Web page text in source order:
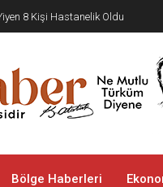
8 Kişi Hastanelik Oldu
Bölge Haberleri